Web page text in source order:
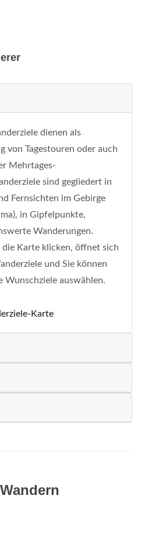
dienen als
von Tagestouren oder auch
Mehrtages-
sind gegliedert in
Fernsichten im Gebirge
in Gipfelpunkte,
Wanderungen.
Karte klicken, öffnet sich
und Sie können
Wunschziele auswählen.